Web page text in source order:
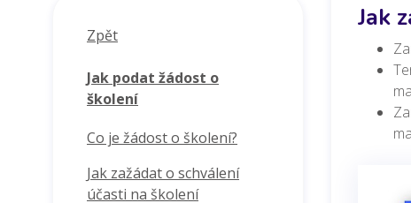
Zpět
Jak podat žádost o
školení
Co je žádost o školení?
Jak zažádat o schválení
účasti na školení
Jak